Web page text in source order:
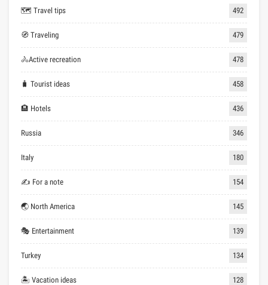
🗺 Travel tips 492
🧭 Traveling 479
🚴Active recreation 478
🧳 Tourist ideas 458
🏨 Hotels 436
Russia 346
Italy 180
✍ For a note 154
🌏 North America 145
🎭 Entertainment 139
Turkey 134
🏝 Vacation ideas 128